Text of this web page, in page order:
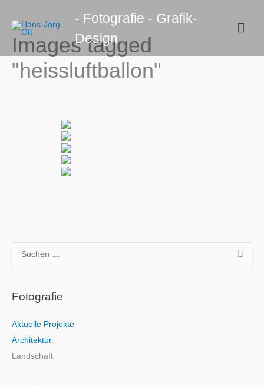
Inhalt
springen
- Fotografie - Grafik-
Design
Images tagged
"heissluftballon"
u
h
n
n
a
Fotografie
Aktuelle Projekte
Architektur
Landschaft